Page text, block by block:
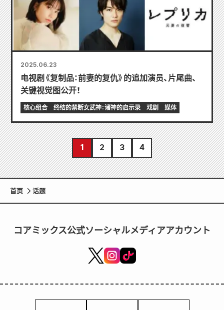
2025.06.23
电视剧《复制品：前妻的复仇》的追加演员、片尾曲、
关键视觉图公开！
核心组合 终结的禁断女武神：诸神的启示录 戏剧 媒体
1 2 3 4
首页 话题
コアミックス公式ソーシャルメディアアカウント